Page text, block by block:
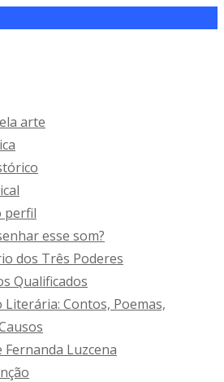
arte
perfil
esse som?
dos Três Poderes
Qualificados
Literária: Contos, Poemas,
Luzcena